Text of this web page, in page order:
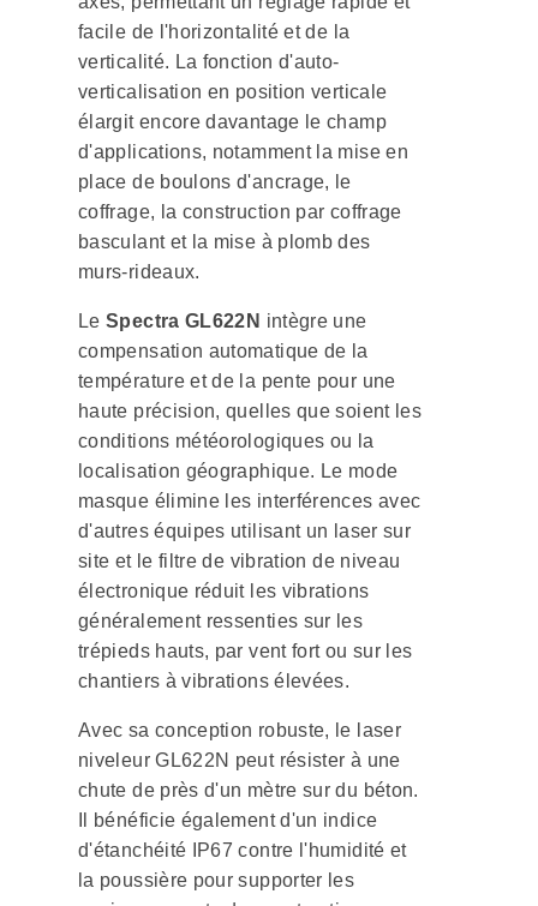
facile de l'horizontalité et de la
verticalité. La fonction d'auto-
verticalisation en position verticale
élargit encore davantage le champ
d'applications, notamment la mise en
place de boulons d'ancrage, le
coffrage, la construction par coffrage
basculant et la mise à plomb des
murs-rideaux.
LeSpectra GL622N intègre une
compensation automatique de la
température et de la pente pour une
haute précision, quelles que soient les
conditions météorologiques ou la
localisation géographique. Le mode
masque élimine les interférences avec
d'autres équipes utilisant un laser sur
site et le filtre de vibration de niveau
électronique réduit les vibrations
généralement ressenties sur les
trépieds hauts, par vent fort ou sur les
chantiers à vibrations élevées.
Avec sa conception robuste, le laser
niveleur GL622N peut résister à une
chute de près d'un mètre sur du béton.
Il bénéficie également d'un indice
d'étanchéité IP67 contre l'humidité et
la poussière pour supporter les